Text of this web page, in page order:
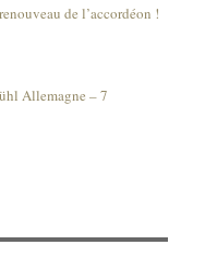
de l’accordéon !
Allemagne – 7